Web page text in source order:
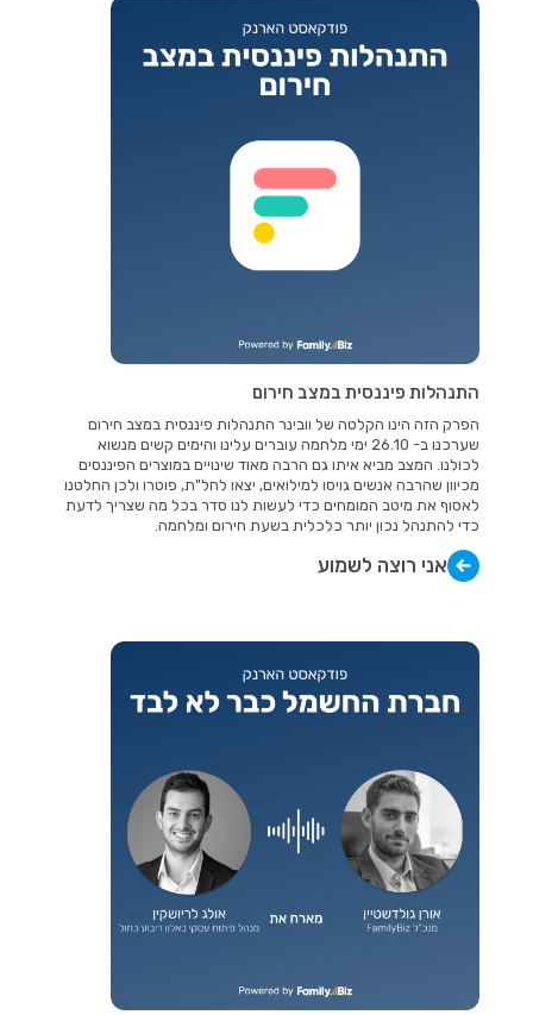
התנהלות פיננסית במצב חירום
הפרק הזה הינו הקלטה של וובינר התנהלות פיננסית במצב חירום
שערכנו ב- 26.10 ימי מלחמה עוברים עלינו והימים קשים מנשוא
לכולנו. המצב מביא איתו גם הרבה מאוד שינויים במוצרים הפיננסים
מכיוון שהרבה אנשים גויסו למילואים, יצאו לחל"ת, פוטרו ולכן החלטנו
לאסוף את מיטב המומחים כדי לעשות לנו סדר בכל מה שצריך לדעת
כדי להתנהל נכון יותר כלכלית בשעת חירום ומלחמה.
אני רוצה לשמוע